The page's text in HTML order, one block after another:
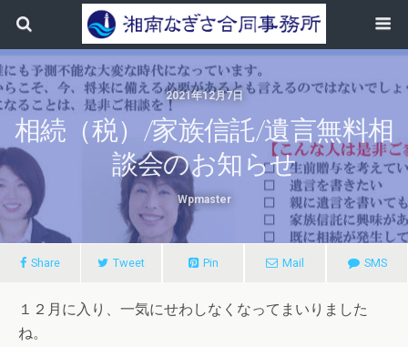
2021年12月7日
相続（税）/家族信託/遺言無料相
談会のお知らせ
Wpmaster
Share Tweet Pin Mail SMS
１２月に入り、一気にせわしなくなってまいりました
ね。